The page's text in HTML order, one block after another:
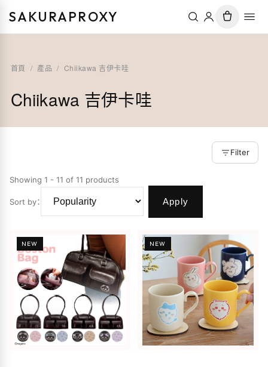
SAKURAPROXY
首頁 / 產品 / Chiikawa 吉伊卡哇
Chiikawa 吉伊卡哇
Filter
Showing 1 - 11 of 11 products
Sort by： Apply
NEW NEW